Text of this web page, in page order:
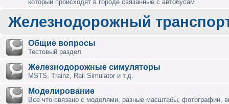
который происходят в городе связанные с автобусам
Железнодорожный
Общие вопросы
Тестовый раздел
Железнодорожные симуляторы
MSTS, Trainz, Rail Simulator и т.д.
Моделирование
Все что связано с моделями, разные масштабы, фотографии,